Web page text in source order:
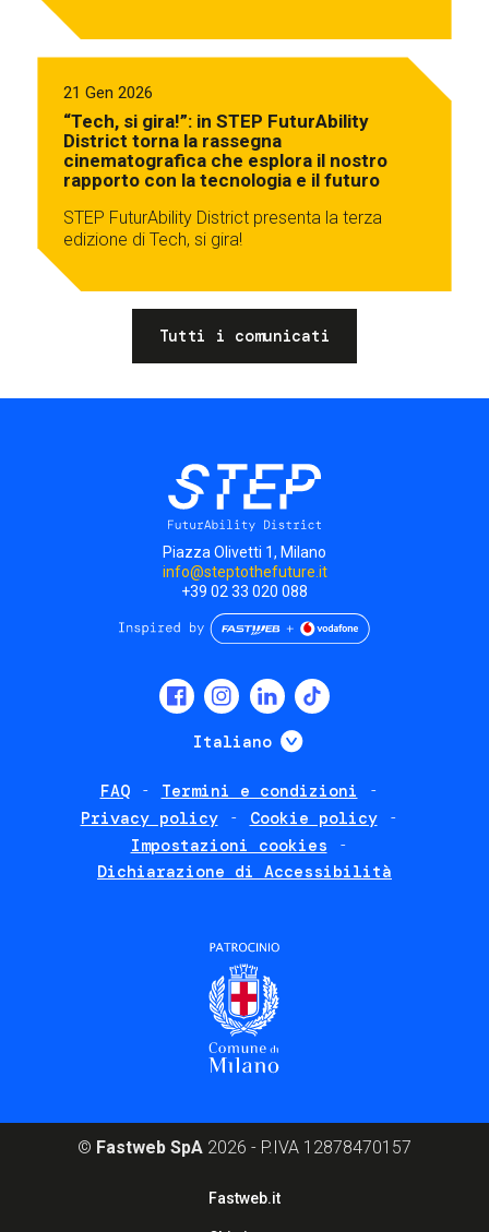
21 Gen 2026
“Tech, si gira!”: in STEP FuturAbility
District torna la rassegna
cinematografica che esplora il nostro
rapporto con la tecnologia e il futuro
STEP FuturAbility District presenta la terza
edizione di Tech, si gira!
Tutti i comunicati
Piazza Olivetti 1, Milano
info@steptothefuture.it
+39 02 33 020 088
Italiano Mostra ulteriori
FAQ
Termini e condizioni
Privacy policy
Cookie policy
Impostazioni cookies
Dichiarazione di Accessibilità
© Fastweb SpA 2026 - P.IVA 12878470157
Fastweb.it